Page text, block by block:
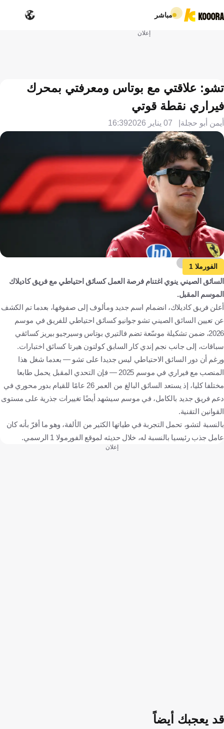
مباشر
إعلان
تشو: علاقتي مع بوتاس ومعرفتي بمحرك
فيراري نقطة قوتي
أيمن أبو حجلة 07 يناير 2026 16:39
Getty Images
الفورملا 1
السائق الصيني ينوي اغتنام فرصة العمل كسائق احتياطي مع فريق كاديلاك
الموسم المقبل.
أعلن فريق كاديلاك، انضمام اسم جديد ومألوف إلى صفوفها، بعدما تم الكشف
عن تعيين السائق الصيني تشو جوانيو كسائق احتياطي للفريق في موسم
2026، ضمن تشكيلة موسّعة تضم فالتيري بوتاس وسيرجيو بيريز كسائقي
سباقات، إلى جانب نجم إندي كار السابق كولتون هيرتا كسائق اختبارات.
ورغم أن دور السائق الاحتياطي ليس جديدا على تشو — بعدما شغل هذا
المنصب مع فيراري في موسم 2025 — فإن التحدي المقبل يحمل طابعا
مختلفا كليا، إذ يستعد السائق البالغ من العمر 26 عامًا للقيام بدور محوري في
دعم فريق جديد بالكامل، في موسم سيشهد أيضًا تغييرات جذرية على مستوى
القوانين التقنية.
بالنسبة لتشو، تحمل التجربة في طياتها الكثير من الألفة، وهو ما أقرّ بأنه كان
عامل جذب رئيسيا بالنسبة له، خلال حديثه لموقع الفورمولا 1 الرسمي.
إعلان
قد يعجبك أيضاً